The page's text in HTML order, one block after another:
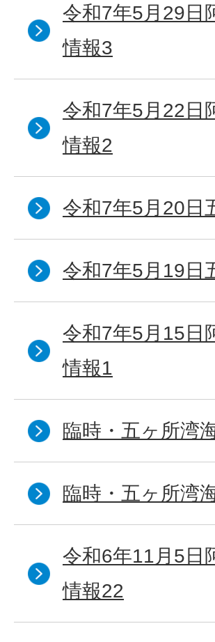
令和7年5月29日
情報3
令和7年5月22日
情報2
令和7年5月20日
令和7年5月19日
令和7年5月15日
情報1
臨時・五ヶ所湾
臨時・五ヶ所湾
令和6年11月5日
情報22